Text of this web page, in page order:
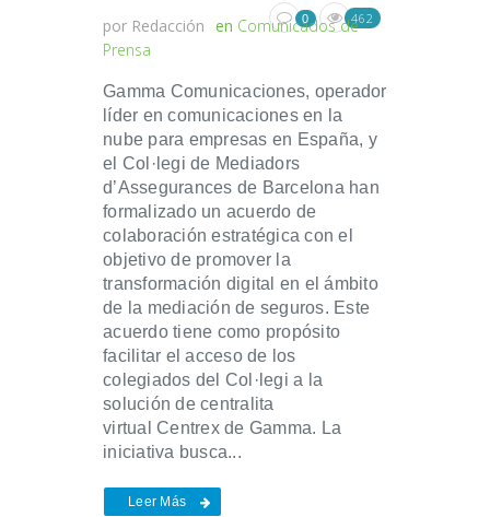
por Redacción en Comunicados de
Prensa
0 462
Gamma Comunicaciones, operador
líder en comunicaciones en la
nube para empresas en España, y
el Col·legi de Mediadors
d’Assegurances de Barcelona han
formalizado un acuerdo de
colaboración estratégica con el
objetivo de promover la
transformación digital en el ámbito
de la mediación de seguros. Este
acuerdo tiene como propósito
facilitar el acceso de los
colegiados del Col·legi a la
solución de centralita
virtual Centrex de Gamma. La
iniciativa busca...
Leer Más